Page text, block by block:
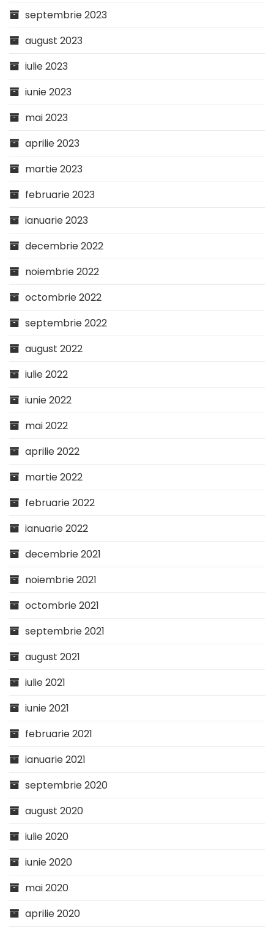
septembrie 2023
august 2023
iulie 2023
iunie 2023
mai 2023
aprilie 2023
martie 2023
februarie 2023
ianuarie 2023
decembrie 2022
noiembrie 2022
octombrie 2022
septembrie 2022
august 2022
iulie 2022
iunie 2022
mai 2022
aprilie 2022
martie 2022
februarie 2022
ianuarie 2022
decembrie 2021
noiembrie 2021
octombrie 2021
septembrie 2021
august 2021
iulie 2021
iunie 2021
februarie 2021
ianuarie 2021
septembrie 2020
august 2020
iulie 2020
iunie 2020
mai 2020
aprilie 2020